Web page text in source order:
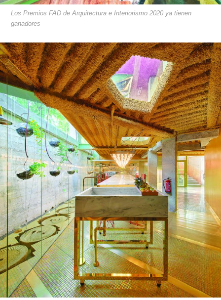
Los Premios FAD de Arquitectura e Interiorismo 2020 ya tienen
ganadores